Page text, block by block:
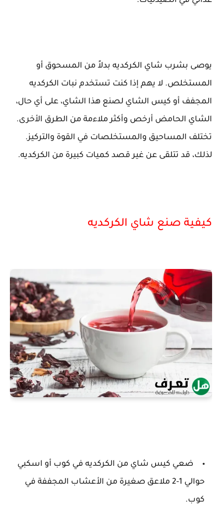
يوصى بشرب شاي الكركديه بدلاً من المسحوق أو
المستخلص. لا يهم إذا كنت تستخدم نبات الكركديه
المجفف أو كيس الشاي لصنع هذا الشاي، على أي حال،
الشاي الحامض أرخص وأكثر ملاءمة من الطرق الأخرى.
تختلف المساحيق والمستخلصات في القوة والتركيز.
لذلك، قد تتلقى عن غير قصد كميات كبيرة من الكركديه.
كيفية صنع شاي الكركديه
ضعي كيس شاي من الكركديه في كوب أو اسكبي
حوالي 1-2 ملاعق صغيرة من الأعشاب المجففة في
كوب.